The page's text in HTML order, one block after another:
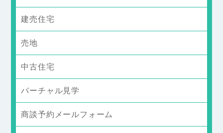
建売住宅
売地
中古住宅
バーチャル見学
商談予約メールフォーム